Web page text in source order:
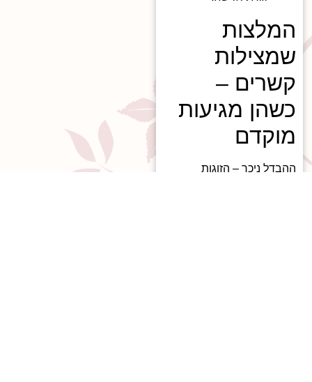
המלצות
שמצילות
קשרים –
כשהן מגיעות
מוקדם
ההבדל ניכר – הזוגות